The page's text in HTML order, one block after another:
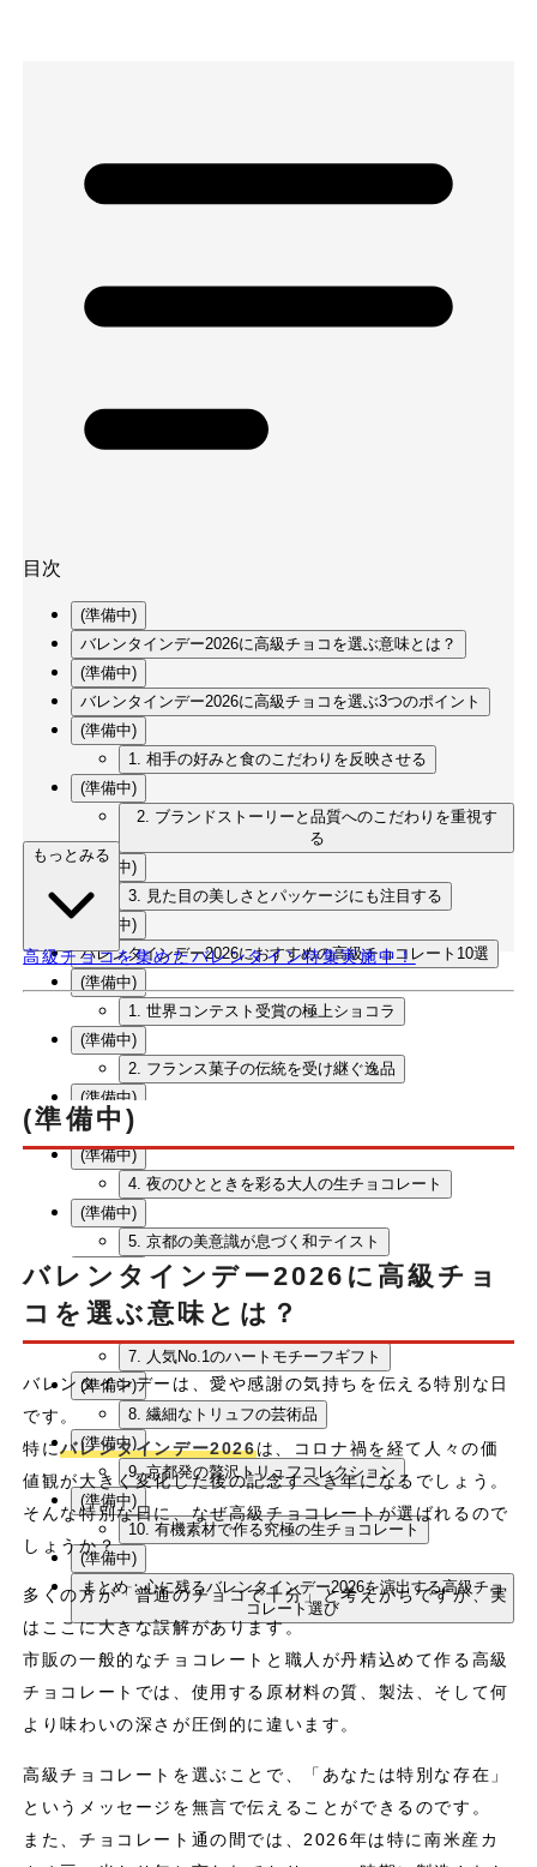
目次
(準備中)
バレンタインデー2026に高級チョコを選ぶ意味とは？
(準備中)
バレンタインデー2026に高級チョコを選ぶ3つのポイント
(準備中)
1. 相手の好みと食のこだわりを反映させる
(準備中)
2. ブランドストーリーと品質へのこだわりを重視す
る
(準備中)
3. 見た目の美しさとパッケージにも注目する
(準備中)
バレンタインデー2026におすすめの高級チョコレート10選
(準備中)
1. 世界コンテスト受賞の極上ショコラ
(準備中)
2. フランス菓子の伝統を受け継ぐ逸品
(準備中)
3. 革新的なキャラメル×プラリネの融合
(準備中)
4. 夜のひとときを彩る大人の生チョコレート
(準備中)
5. 京都の美意識が息づく和テイスト
(準備中)
6. パリの老舗が届ける優美なマカロン
(準備中)
7. 人気No.1のハートモチーフギフト
(準備中)
8. 繊細なトリュフの芸術品
(準備中)
9. 京都発の贅沢トリュフコレクション
(準備中)
10. 有機素材で作る究極の生チョコレート
(準備中)
まとめ：心に残るバレンタインデー2026を演出する高級チョ
コレート選び
もっとみる
高級チョコを集めたバレンタイン特集実施中！
(準備中)
バレンタインデー2026に高級チョ
コを選ぶ意味とは？
バレンタインデーは、愛や感謝の気持ちを伝える特別な日
です。
特にバレンタインデー2026は、コロナ禍を経て人々の価
値観が大きく変化した後の記念すべき年になるでしょう。
そんな特別な日に、なぜ高級チョコレートが選ばれるので
しょうか？
多くの方が「普通のチョコで十分」と考えがちですが、実
はここに大きな誤解があります。
市販の一般的なチョコレートと職人が丹精込めて作る高級
チョコレートでは、使用する原材料の質、製法、そして何
より味わいの深さが圧倒的に違います。
高級チョコレートを選ぶことで、「あなたは特別な存在」
というメッセージを無言で伝えることができるのです。
また、チョコレート通の間では、2026年は特に南米産カ